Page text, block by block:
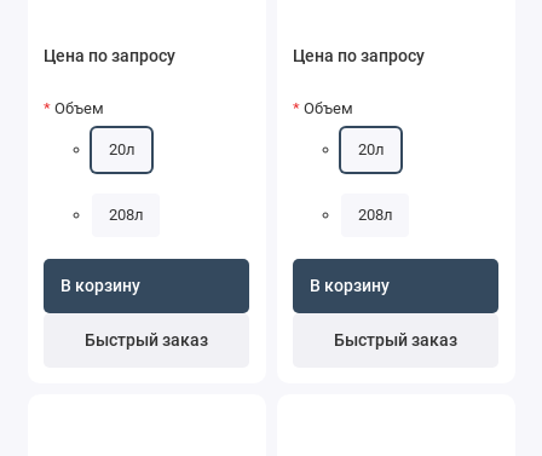
Цена по запросу
Объем
20л
208л
В корзину
Быстрый заказ
Цена по запросу
Объем
20л
208л
В корзину
Быстрый заказ